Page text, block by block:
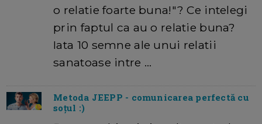
o relatie foarte buna!"? Ce intelegi
prin faptul ca au o relatie buna?
Iata 10 semne ale unui relatii
sanatoase intre …
Metoda JEEPP - comunicarea perfectă cu
soțul :)